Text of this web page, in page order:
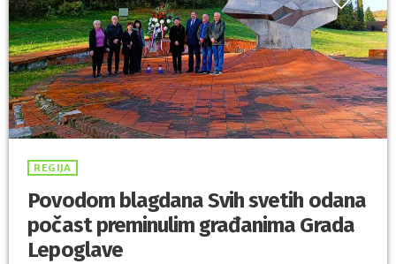
REGIJA
Povodom blagdana Svih svetih odana
počast preminulim građanima Grada
Lepoglave